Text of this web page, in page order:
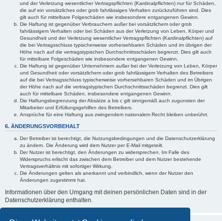
und der Verletzung wesentlicher Vertragspflichten (Kardinalpflichten) nur für Schäden,
die auf ein vorsätzliches oder grob fahrlässiges Verhalten zurückzuführen sind. Dies
gilt auch für mittelbare Folgeschäden wie insbesondere entgangenen Gewinn.
Die Haftung ist gegenüber Verbrauchern außer bei vorsätzlichem oder grob
fahrlässigem Verhalten oder bei Schäden aus der Verletzung von Leben, Körper und
Gesundheit und der Verletzung wesentlicher Vertragspflichten (Kardinalpflichten) auf
die bei Vertragsschluss typischerweise vorhersehbaren Schäden und im übrigen der
Höhe nach auf die vertragstypischen Durchschnittsschäden begrenzt. Dies gilt auch
für mittelbare Folgeschäden wie insbesondere entgangenen Gewinn.
Die Haftung ist gegenüber Unternehmern außer bei der Verletzung von Leben, Körper
und Gesundheit oder vorsätzlichem oder grob fahrlässigem Verhalten des Betreibers
auf die bei Vertragsschluss typischerweise vorhersehbaren Schäden und im Übrigen
der Höhe nach auf die vertragstypischen Durchschnittsschäden begrenzt. Dies gilt
auch für mittelbare Schäden, insbesondere entgangenen Gewinn.
Die Haftungsbegrenzung der Absätze a bis c gilt sinngemäß auch zugunsten der
Mitarbeiter und Erfüllungsgehilfen des Betreibers.
Ansprüche für eine Haftung aus zwingendem nationalem Recht bleiben unberührt.
6. ÄNDERUNGSVORBEHALT
Der Betreiber ist berechtigt, die Nutzungsbedingungen und die Datenschutzerklärung
zu ändern. Die Änderung wird dem Nutzer per E-Mail mitgeteilt.
Der Nutzer ist berechtigt, den Änderungen zu widersprechen. Im Falle des
Widerspruchs erlischt das zwischen dem Betreiber und dem Nutzer bestehende
Vertragsverhältnis mit sofortiger Wirkung.
Die Änderungen gelten als anerkannt und verbindlich, wenn der Nutzer den
Änderungen zugestimmt hat.
Informationen über den Umgang mit deinen persönlichen Daten sind in der
Datenschutzerklärung enthalten.